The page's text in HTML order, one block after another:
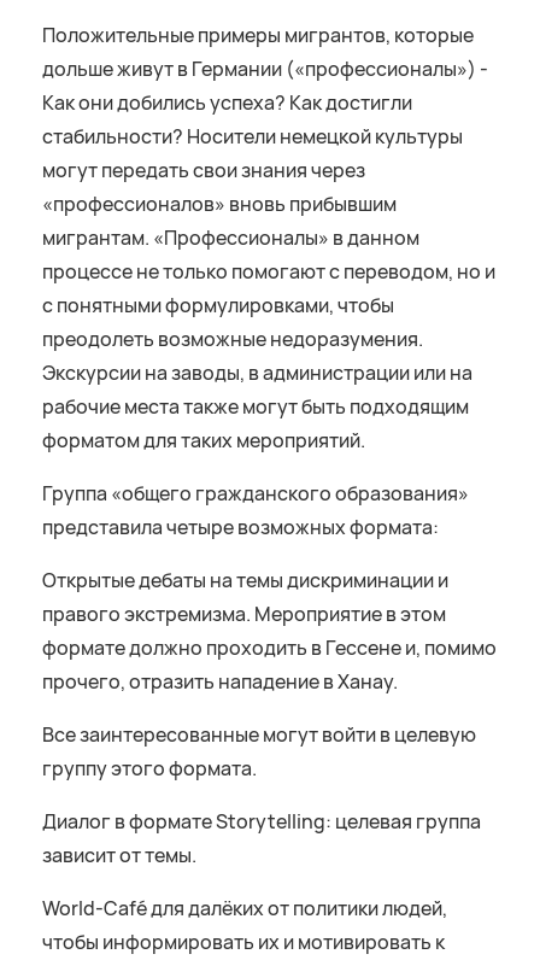
Положительные примеры мигрантов, которые
дольше живут в Германии («профессионалы») -
Как они добились успеха? Как достигли
стабильности? Носители немецкой культуры
могут передать свои знания через
«профессионалов» вновь прибывшим
мигрантам. «Профессионалы» в данном
процессе не только помогают с переводом, но и
с понятными формулировками, чтобы
преодолеть возможные недоразумения.
Экскурсии на заводы, в администрации или на
рабочие места также могут быть подходящим
форматом для таких мероприятий.
Группа «общего гражданского образования»
представила четыре возможных формата:
Открытые дебаты на темы дискриминации и
правого экстремизма. Мероприятие в этом
формате должно проходить в Гессене и, помимо
прочего, отразить нападение в Ханау.
Все заинтересованные могут войти в целевую
группу этого формата.
Диалог в формате Storytelling: целевая группа
зависит от темы.
World-Café для далёких от политики людей,
чтобы информировать их и мотивировать к